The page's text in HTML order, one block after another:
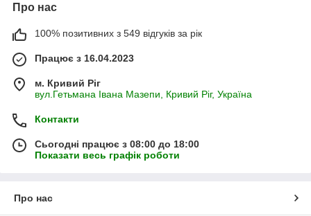
Про нас
100% позитивних з 549 відгуків за рік
Працює з 16.04.2023
м. Кривий Ріг
вул.Гетьмана Івана Мазепи, Кривий Ріг, Україна
Контакти
Сьогодні працює з 08:00 до 18:00
Показати весь графік роботи
Про нас